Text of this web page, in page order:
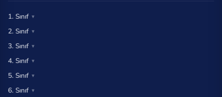
1. Sınıf
2. Sınıf
3. Sınıf
4. Sınıf
5. Sınıf
6. Sınıf